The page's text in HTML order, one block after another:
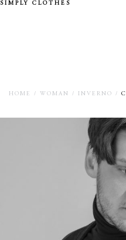
SIMPLY CLOTHES
HOME / WOMAN / INVERNO /